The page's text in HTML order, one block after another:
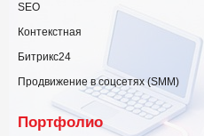
SEO
Контекстная
Битрикс24
Продвижение в соцсетях (SMM)
Портфолио